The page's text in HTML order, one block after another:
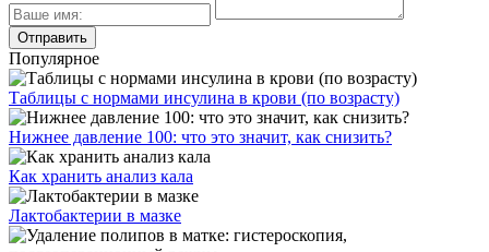
Популярное
Таблицы с нормами инсулина в крови (по возрасту)
Нижнее давление 100: что это значит, как снизить?
Как хранить анализ кала
Лактобактерии в мазке